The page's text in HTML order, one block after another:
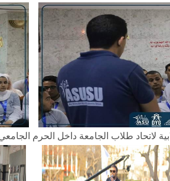
طلاب الجامعة داخل الحرم الجامعي للسوبر